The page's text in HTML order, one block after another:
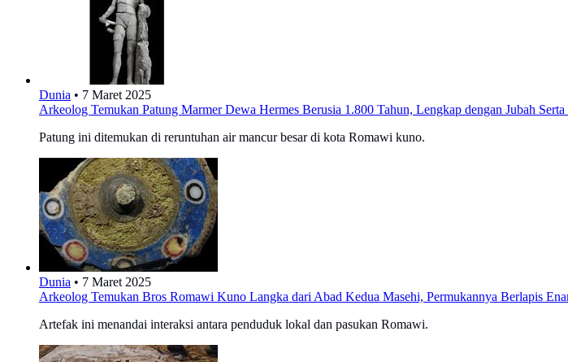
Dunia • 7 Maret 2025
Arkeolog Temukan Patung Marmer Dewa Hermes Berusia 1.800 Tahun, Lengkap dengan Jubah
Patung ini ditemukan di reruntuhan air mancur besar di kota Romawi kuno.
Dunia • 7 Maret 2025
Arkeolog Temukan Bros Romawi Kuno Langka dari Abad Kedua Masehi, Permukannya Berlapis
Artefak ini menandai interaksi antara penduduk lokal dan pasukan Romawi.